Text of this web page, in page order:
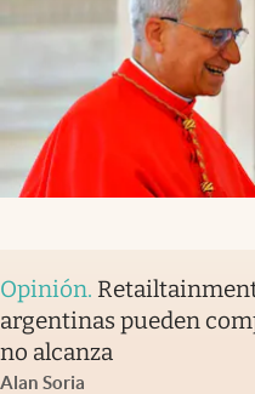
Opinión.
argentinas pueden
no alcanza
Alan Soria